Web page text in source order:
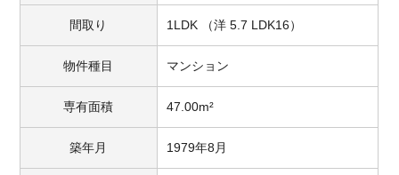
間取り 1LDK （洋 5.7 LDK16）
物件種目 マンション
専有面積 47.00m²
築年月 1979年8月